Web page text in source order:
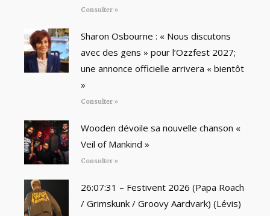
Consulter »
Sharon Osbourne : « Nous discutons
avec des gens » pour l’Ozzfest 2027;
une annonce officielle arrivera « bientôt
»
Consulter »
Wooden dévoile sa nouvelle chanson «
Veil of Mankind »
Consulter »
26:07:31 – Festivent 2026 (Papa Roach
/ Grimskunk / Groovy Aardvark) (Lévis)